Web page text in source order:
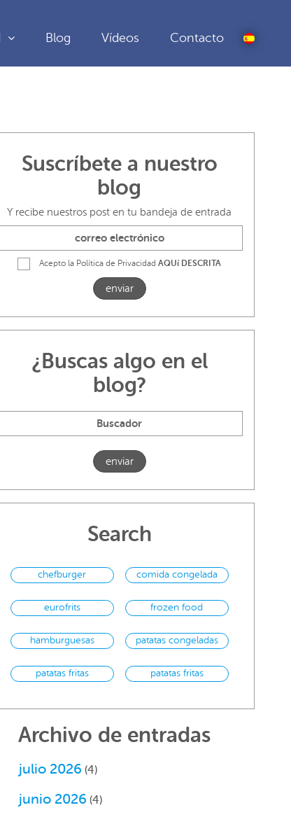
Blog Vídeos Contacto
Suscríbete a nuestro
blog
Y recibe nuestros post en tu bandeja de entrada
Acepto la Política de PrivacidadAQUí DESCRITA
enviar
¿Buscas algo en el
blog?
Search
chefburger comida congelada
eurofrits frozen food
hamburguesas patatas congeladas
patatas fritas
patatas fritas
Archivo de entradas
julio 2026 (4)
junio 2026 (4)